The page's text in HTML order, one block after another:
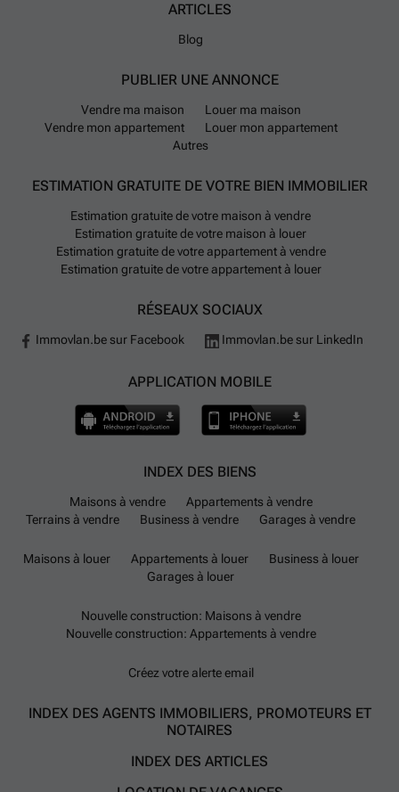
ARTICLES
Blog
PUBLIER UNE ANNONCE
Vendre ma maison
Louer ma maison
Vendre mon appartement
Louer mon appartement
Autres
ESTIMATION GRATUITE DE VOTRE BIEN IMMOBILIER
Estimation gratuite de votre maison à vendre
Estimation gratuite de votre maison à louer
Estimation gratuite de votre appartement à vendre
Estimation gratuite de votre appartement à louer
RÉSEAUX SOCIAUX
Immovlan.be sur Facebook Immovlan.be sur LinkedIn
APPLICATION MOBILE
INDEX DES BIENS
Maisons à vendre
Appartements à vendre
Terrains à vendre
Business à vendre Garages à vendre
Maisons à louer Appartements à louer
Business à louer
Garages à louer
Nouvelle construction: Maisons à vendre
Nouvelle construction: Appartements à vendre
Créez votre alerte email
INDEX DES AGENTS IMMOBILIERS, PROMOTEURS ET
NOTAIRES
INDEX DES ARTICLES